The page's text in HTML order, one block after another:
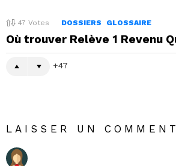
47 Votes DOSSIERS GLOSSAIRE
Où trouver Relève 1 Revenu
47
LAISSER UN